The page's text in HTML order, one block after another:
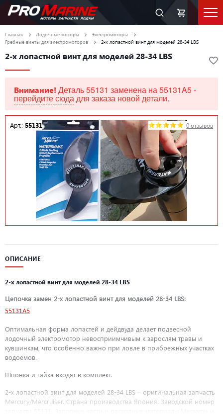
Главная Лодочные моторы
Электромоторы
Гребные винты для электромоторов
2-х лопастной винт для моделей 28-34 LBS
2-х лопастной винт для моделей 28-34 LBS
Внимание! Деталь 55131 заменена на 55131A5 -
перейдите сюдадля заказа новой детали.
Арт.: 55131 0 отзывов
ОПИСАНИЕ
2-х лопастной винт для моделей 28-34 LBS
Цепочка замен 2-х лопастной винт для моделей 28-34 LBS:
55131A5
Оптимальная форма лопастей и дейдвуда делает подвесной
лодочный электромотор невосприимчивым к зарослям травы и
кувшинкам, что особенно важно при ловле в прибрежных участках
водоемов.
Шпонка и гайка входят в комплект.
2-х лопастной винт для моделей 28-34 LBS – оригинальная запчасть
Mercury/Mercruiser. Страна производства Япония. Заводской номер